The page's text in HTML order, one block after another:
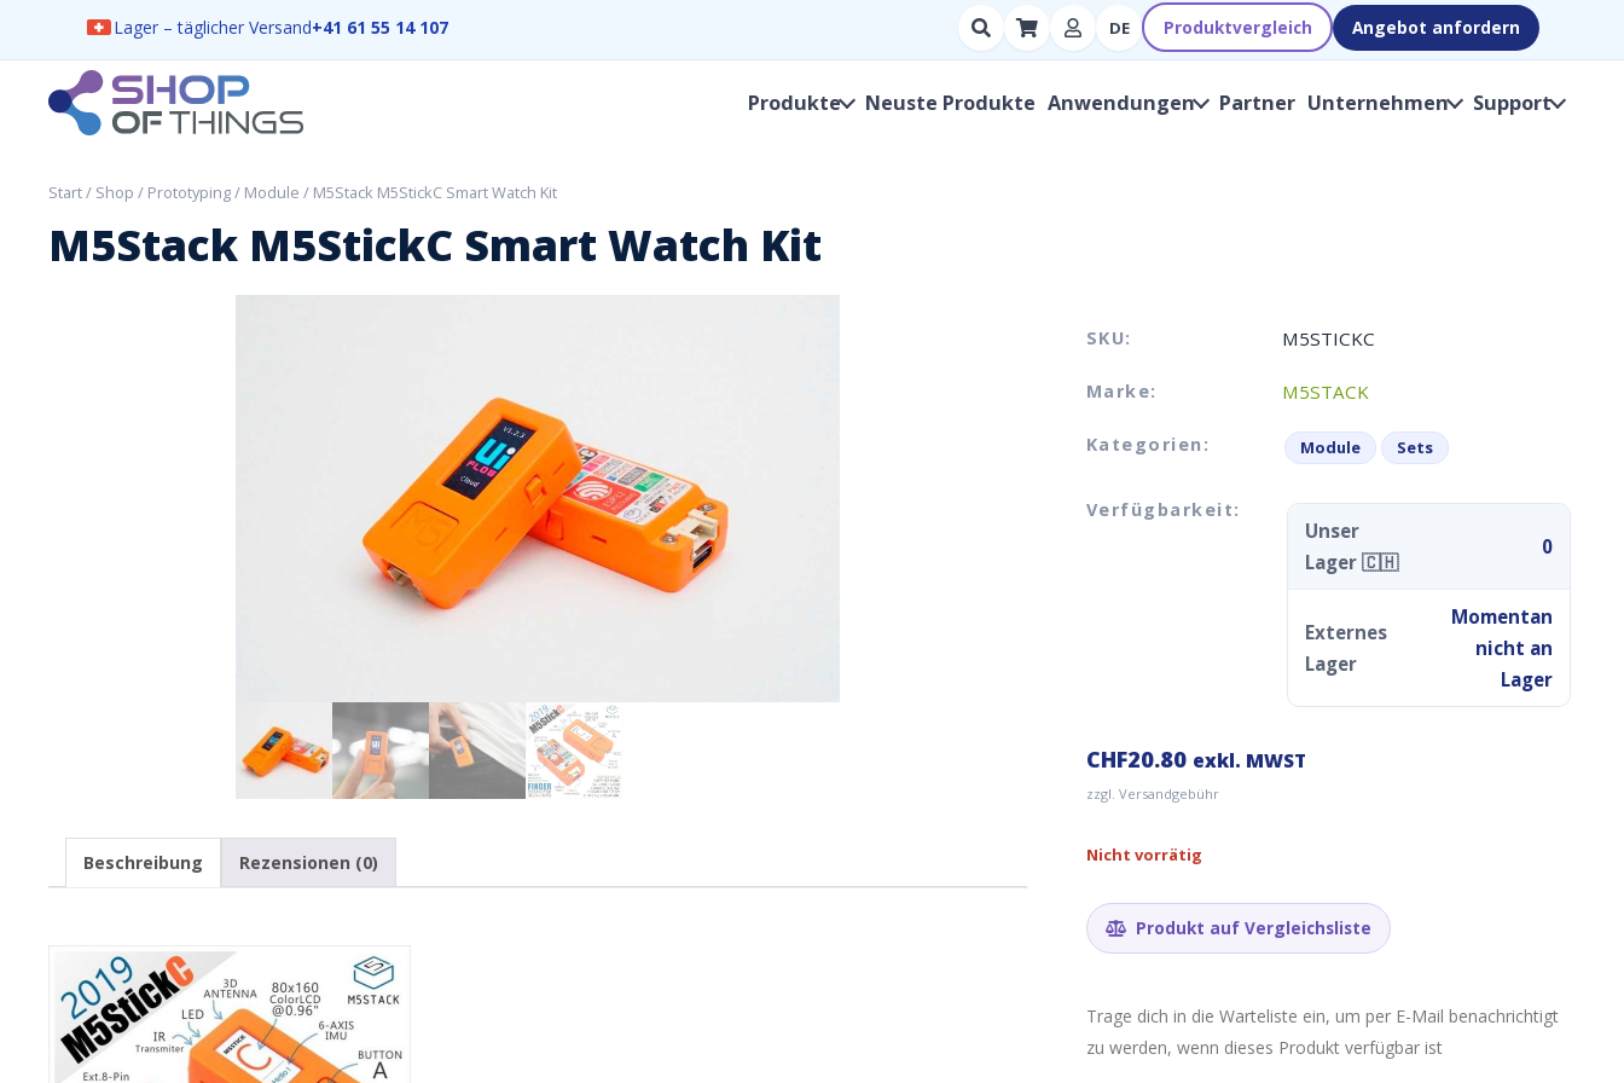
Lager – täglicher Versand+41 61 55 14 107
Suchen
nach
Hersteller,
DE Produktvergleich Angebot anfordern
ShopOfThings
Produkte Neuste Produkte Anwendungen Partner Unternehmen Support
Start/ Shop / Prototyping/ Module / M5Stack M5StickC Smart Watch Kit
M5Stack M5StickC Smart Watch Kit
SKU: M5STICKC
Marke: M5STACK
Kategorien: Module Sets
Verfügbarkeit:
Unser
Lager 🇨🇭
0
Externes
Lager
Momentan
nicht an
Lager
CHF20.80 exkl. MWST
zzgl. Versandgebühr
Nicht vorrätig
Produkt auf Vergleichsliste
Trage dich in die Warteliste ein, um per E-Mail benachrichtigt
zu werden, wenn dieses Produkt verfügbar ist
Beschreibung Rezensionen (0)